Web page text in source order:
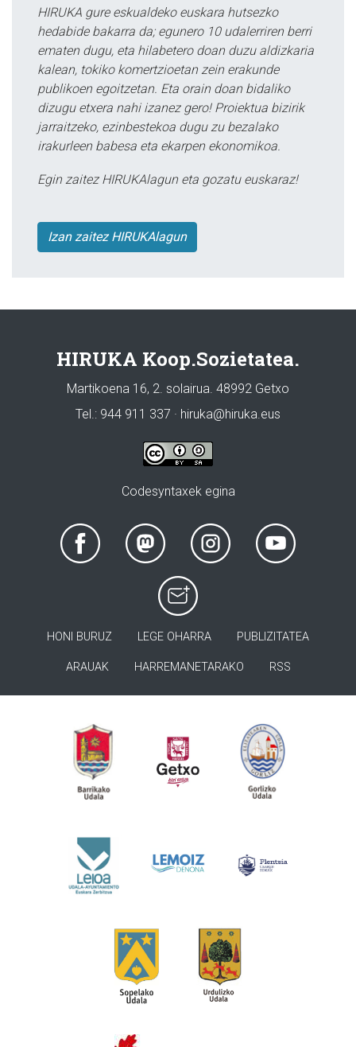
HIRUKA gure eskualdeko euskara hutsezko
hedabide bakarra da; egunero 10 udalerriren berri
ematen dugu, eta hilabetero doan duzu aldizkaria
kalean, tokiko komertzioetan zein erakunde
publikoen egoitzetan. Eta orain doan bidaliko
dizugu etxera nahi izanez gero! Proiektua bizirik
jarraitzeko, ezinbestekoa dugu zu bezalako
irakurleen babesa eta ekarpen ekonomikoa.
Egin zaitez HIRUKAlagun eta gozatu euskaraz!
Izan zaitez HIRUKAlagun
HIRUKA Koop.Sozietatea.
Martikoena 16, 2. solairua. 48992 Getxo
Tel.: 944 911 337 · hiruka@hiruka.eus
Codesyntaxek egina
HONI BURUZ LEGE OHARRA PUBLIZITATEA
ARAUAK HARREMANETARAKO RSS